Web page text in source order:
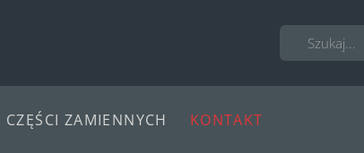
CZĘŚCI ZAMIENNYCH KONTAKT